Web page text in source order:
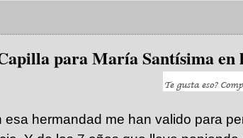
para María Santísima en
esa hermandad me han valido para